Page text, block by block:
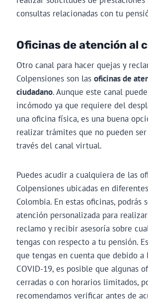
consultas relacionadas con tu
Oficinas de atención al
Otro canal para hacer quejas y
Colpensiones son las oficinas de
ciudadano. Aunque este canal
incómodo ya que requiere del
una oficina física, es una buena
realizar trámites que no pueden
través del canal virtual.
Puedes acudir a cualquiera de las
Colpensiones ubicadas en
Colombia. En estas oficinas, podrás
atención personalizada para
reclamo y recibir asesoría sobre
tengas con respecto a tu pensión.
que tengas en cuenta que debido a
COVID-19, es posible que algunas
cerradas o con horarios limitados,
recomendamos verificar antes de